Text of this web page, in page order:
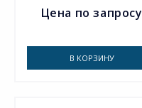
Цена по запросу
В КОРЗИНУ